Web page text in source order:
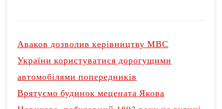
o
s
t
n
a
Аваков дозволив керівництву МВС
України користуватися дорогущими
автомобілями попередників
Врятуємо будинок мецената Якова